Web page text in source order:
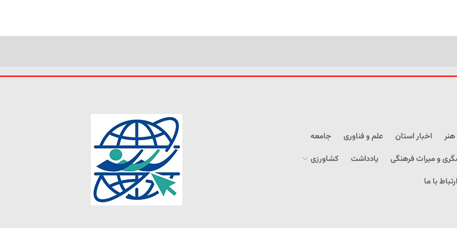
اخبار استان علم و فناوری
جامعه
و میراث فرهنگی یادداشت
کشاورزی
ارتباط با ما